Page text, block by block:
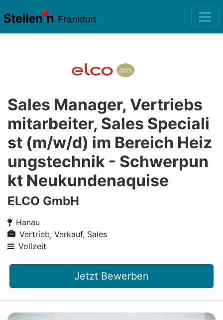
Frankfurt
Sales Manager, Vertriebs
mitarbeiter, Sales Speciali
st (m/w/d) im Bereich Heiz
ungstechnik - Schwerpun
kt Neukundenaquise
ELCO GmbH
Hanau
Vertrieb, Verkauf, Sales
Vollzeit
Jetzt Bewerben